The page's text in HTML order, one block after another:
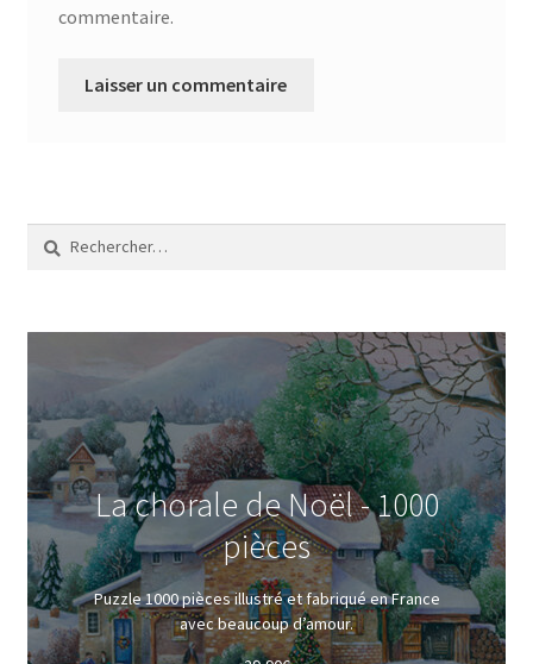
commentaire.
Rechercher :
La chorale de Noël - 1000
pièces
Puzzle 1000 pièces illustré et fabriqué en France
avec beaucoup d’amour.